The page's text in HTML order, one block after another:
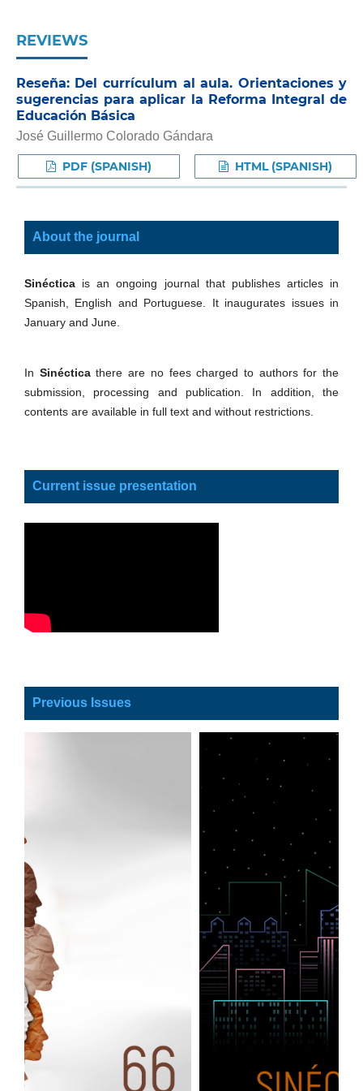
REVIEWS
Reseña: Del currículum al aula. Orientaciones y
sugerencias para aplicar la Reforma Integral de
Educación Básica
José Guillermo Colorado Gándara
PDF (SPANISH) HTML (SPANISH)
About the journal
Sinéctica is an ongoing journal that publishes articles in
Spanish, English and Portuguese. It inaugurates issues in
January and June.
In Sinécticathere are no fees charged to authors for the
submission, processing and publication. In addition, the
contents are available in full text and without restrictions.
Current issue presentation
Previous Issues